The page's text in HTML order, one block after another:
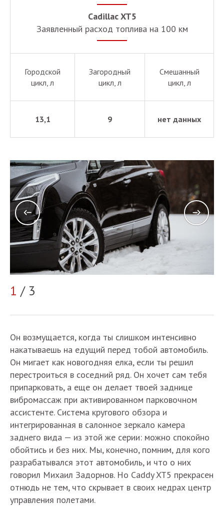
Cadillac XT5
Заявленный расход топлива на 100 км
Городской
цикл, л
Загородный
цикл, л
Смешанный
цикл, л
13,1 9 нет данных
1 / 3
Он возмущается, когда ты слишком интенсивно
накатываешь на едущий перед тобой автомобиль.
Он мигает как новогодняя елка, если ты решил
перестроиться в соседний ряд. Он хочет сам тебя
припарковать, а еще он делает твоей заднице
вибромассаж при активированном парковочном
ассистенте. Система кругового обзора и
интегрированная в салонное зеркало камера
заднего вида — из этой же серии: можно спокойно
обойтись и без них. Мы, конечно, помним, для кого
разрабатывался этот автомобиль, и что о них
говорил Михаил Задорнов. Но Caddy XT5 прекрасен
отнюдь не тем, что скрывает в своих недрах центр
управления полетами.